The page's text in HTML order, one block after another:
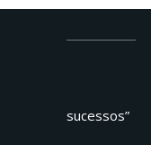
sucessos”